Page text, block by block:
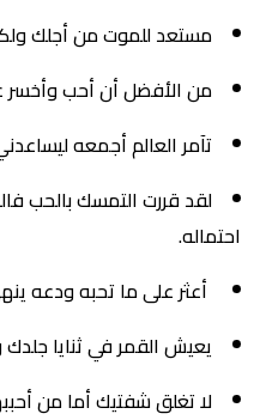
مستعد للموت من أجلك
من الأفضل أن أحب وأخسر
تآمر العالم أجمعه
لقد قررت التمسك بالحب
احتماله.
أعثر على ما تحبه ودعه
يعيش القمر في ثنايا
لا تغلق شفتيك أما من